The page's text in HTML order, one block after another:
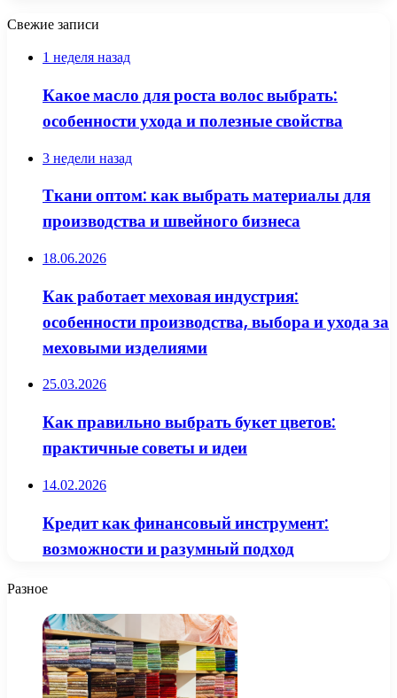
Свежие записи
1 неделя назад
Какое масло для роста волос выбрать:
особенности ухода и полезные свойства
3 недели назад
Ткани оптом: как выбрать материалы для
производства и швейного бизнеса
18.06.2026
Как работает меховая индустрия:
особенности производства, выбора и ухода за
меховыми изделиями
25.03.2026
Как правильно выбрать букет цветов:
практичные советы и идеи
14.02.2026
Кредит как финансовый инструмент:
возможности и разумный подход
Разное